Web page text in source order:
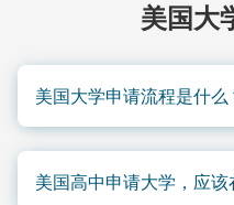
美国大
美国大学申请流程是什么
教育美国大学申请团队
美国高中申请大学，应